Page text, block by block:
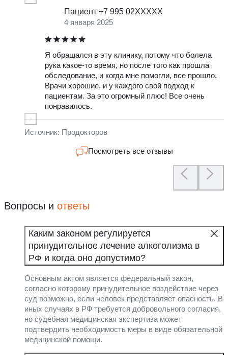
Пациент +7 995 02XXXXX
4 января 2025
Я обращался в эту клинику, потому что болела
рука какое-то время, но после того как прошла
обследование, и когда мне помогли, все прошло.
Врачи хорошие, и у каждого свой подход к
пациентам. За это огромный плюс! Все очень
понравилось.
Источник: Продокторов
Посмотреть все отзывы
Вопросы и ответы
Каким законом регулируется
принудительное лечение алкоголизма в
РФ и когда оно допустимо?
Основным актом является федеральный закон,
согласно которому принудительное воздействие через
суд возможно, если человек представляет опасность. В
иных случаях в РФ требуется добровольного согласия,
но судебная медицинская экспертиза может
подтвердить необходимость меры в виде обязательной
медицинской помощи.